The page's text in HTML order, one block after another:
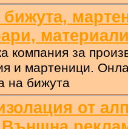
компания за
и мартеници.
на бижута
от